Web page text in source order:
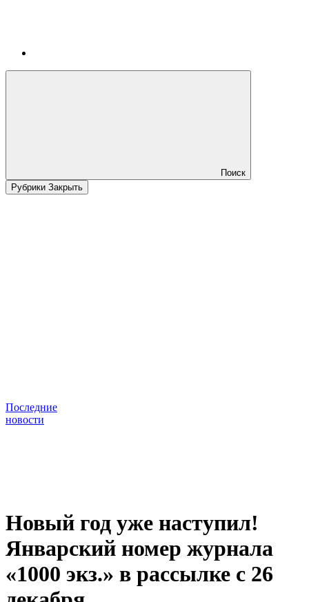
Поиск
Рубрики Закрыть
Последние
новости
Новый год уже наступил!
Январский номер журнала
«1000 экз.» в рассылке с 26